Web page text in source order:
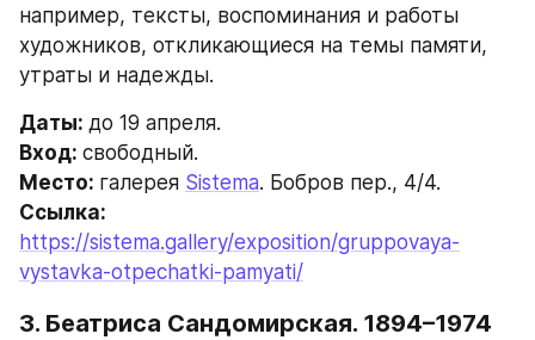
например, тексты, воспоминания и работы
художников, откликающиеся на темы памяти,
утраты и надежды.
Даты: до 19 апреля.
Вход: свободный.
Место: галерея Sistema. Бобров пер., 4/4.
https://sistema.gallery/exposition/gruppovaya-
vystavka-otpechatki-pamyati/
3. Беатриса Сандомирская. 1894–1974